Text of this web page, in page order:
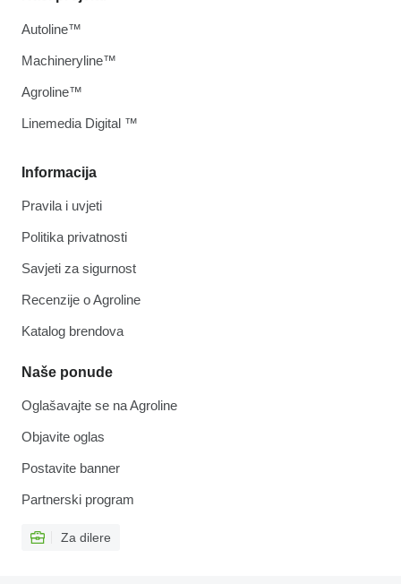
Informacija
Pravila i uvjeti
Politika privatnosti
Savjeti za sigurnost
Recenzije o Agroline
Katalog brendova
Naše ponude
Oglašavajte se na Agroline
Objavite oglas
Postavite banner
Partnerski program
Za dilere
Autoline™
Machineryline™
Agroline™
Linemedia Digital ™